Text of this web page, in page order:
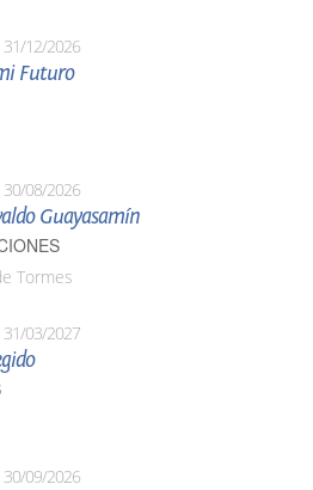
31/12/2026
Futuro
30/08/2026
Guayasamín
Tormes
31/03/2027
30/09/2026